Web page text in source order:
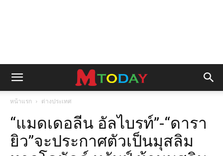
หน้าแรก ต่างประเทศ
“แมดเดอลีน อัลไบรท์”-“ดารา
ยิว”จะประกาศตัวเป็นมุสลิม